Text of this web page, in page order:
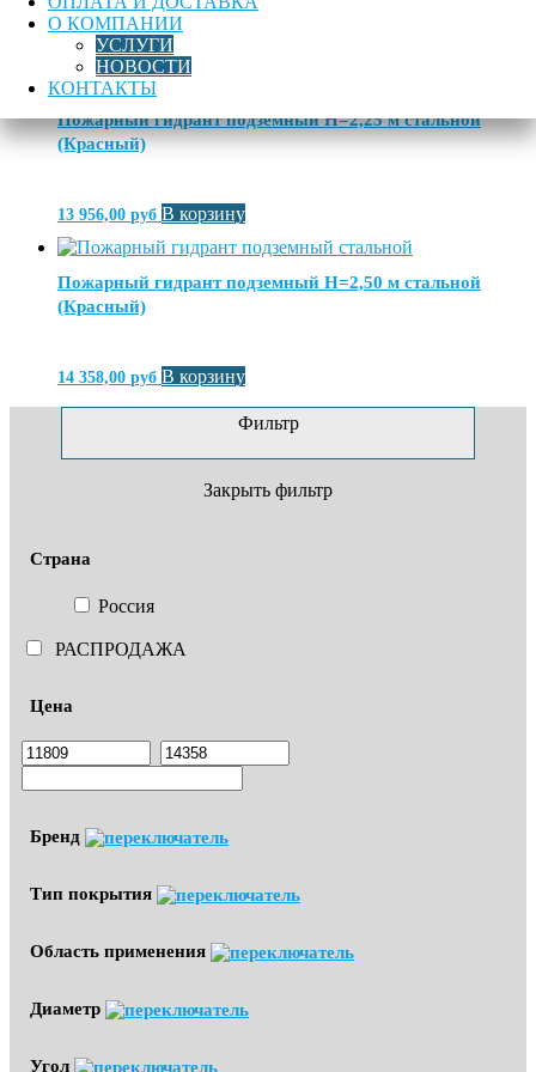
О КОМПАНИИ
УСЛУГИ
НОВОСТИ
КОНТАКТЫ
13 526,00руб В корзину
Пожарный гидрант подземный H=2,25 м стальной
(Красный)
13 956,00 руб В корзину
Пожарный гидрант подземный H=2,50 м стальной
(Красный)
14 358,00 руб В корзину
Фильтр
Закрыть фильтр
Страна
Россия
РАСПРОДАЖА
Цена
Бренд
Тип покрытия
Область применения
Диаметр
Угол